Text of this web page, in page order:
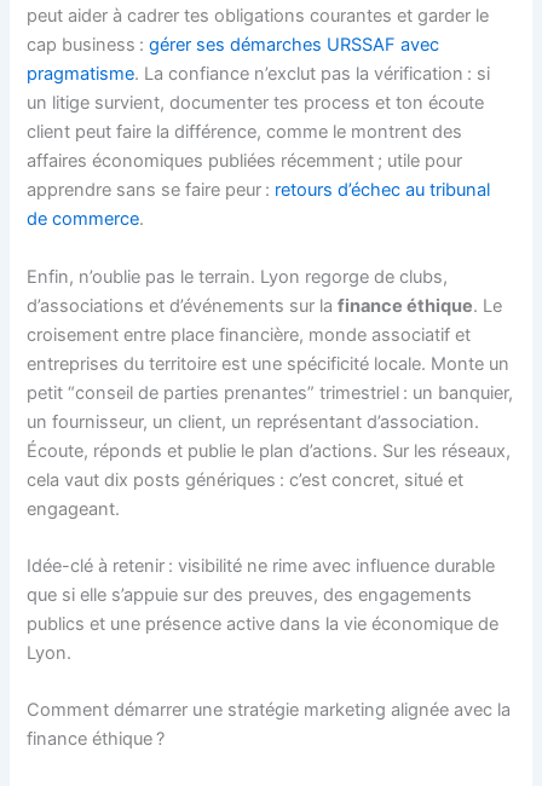
peut aider à cadrer tes obligations courantes et garder le
cap business :gérer ses démarches URSSAF avec
pragmatisme. La confiance n’exclut pas la vérification : si
un litige survient, documenter tes process et ton écoute
client peut faire la différence, comme le montrent des
affaires économiques publiées récemment ; utile pour
apprendre sans se faire peur : retours d’échec au tribunal
de commerce.
Enfin, n’oublie pas le terrain. Lyon regorge de clubs,
d’associations et d’événements sur lafinance éthique. Le
croisement entre place financière, monde associatif et
entreprises du territoire est une spécificité locale. Monte un
petit “conseil de parties prenantes” trimestriel : un banquier,
un fournisseur, un client, un représentant d’association.
Écoute, réponds et publie le plan d’actions. Sur les réseaux,
cela vaut dix posts génériques : c’est concret, situé et
engageant.
Idée-clé à retenir : visibilité ne rime avec influence durable
que si elle s’appuie sur des preuves, des engagements
publics et une présence active dans la vie économique de
Lyon.
Comment démarrer une stratégie marketing alignée avec la
finance éthique ?